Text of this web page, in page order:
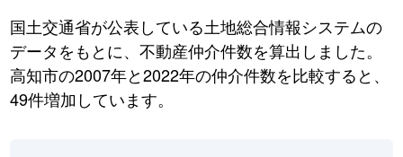
国土交通省が公表している土地総合情報システムの
データをもとに、不動産仲介件数を算出しました。
高知市の2007年と2022年の仲介件数を比較すると、
49件増加しています。